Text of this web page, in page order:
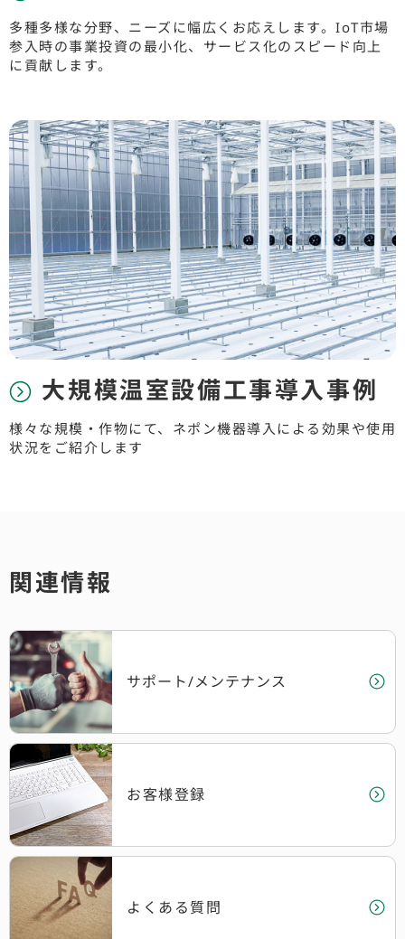
多種多様な分野、ニーズに幅広くお応えします。IoT市場
参入時の事業投資の最小化、サービス化のスピード向上
に貢献します。
大規模温室設備工事導入事例
様々な規模・作物にて、ネポン機器導入による効果や使用
状況をご紹介します
関連情報
サポート/メンテナンス
お客様登録
よくある質問